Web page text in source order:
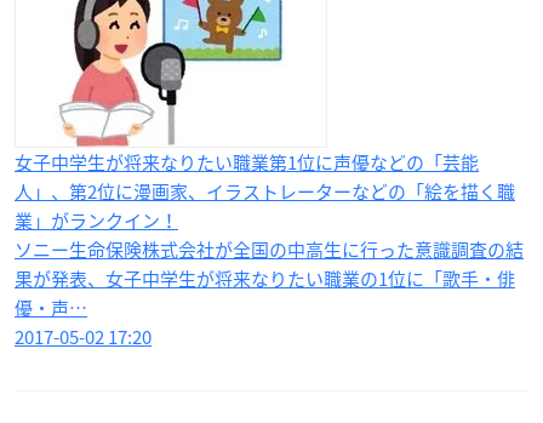
女子中学生が将来なりたい職業第1位に声優などの「芸能
人」、第2位に漫画家、イラストレーターなどの「絵を描く職
業」がランクイン！
ソニー生命保険株式会社が全国の中高生に行った意識調査の結
果が発表、女子中学生が将来なりたい職業の1位に「歌手・俳
優・声…
2017-05-02 17:20